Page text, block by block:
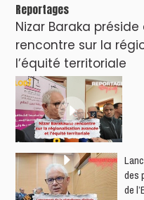
Reportages
Nizar Baraka
rencontre sur la
l’équité territoriale
des
de